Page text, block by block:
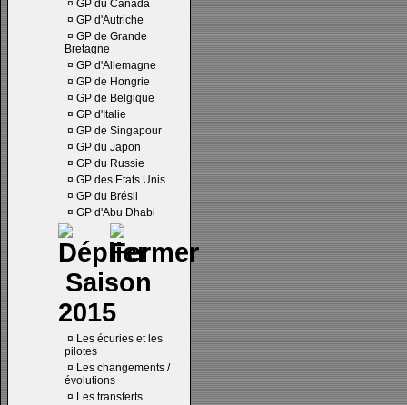
¤ GP du Canada
¤ GP d'Autriche
¤ GP de Grande
Bretagne
¤ GP d'Allemagne
¤ GP de Hongrie
¤ GP de Belgique
¤ GP d'Italie
¤ GP de Singapour
¤ GP du Japon
¤ GP du Russie
¤ GP des Etats Unis
¤ GP du Brésil
¤ GP d'Abu Dhabi
Saison
2015
¤ Les écuries et les
pilotes
¤ Les changements /
évolutions
¤ Les transferts